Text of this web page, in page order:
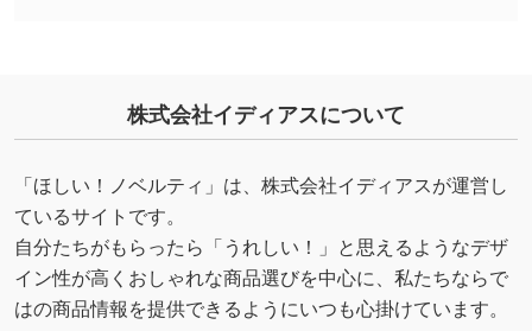
能です。→詳しく見る
を生成してほしい
URLをご指定いただければ、QRコードを生成
いたします。配置のご相談にも応じています。
→詳しく見る
株式会社イディアスについて
「ほしい！ノベルティ」は、株式会社イディアスが運営し
ているサイトです。
自分たちがもらったら「うれしい！」と思えるようなデザ
イン性が高くおしゃれな商品選びを中心に、私たちならで
はの商品情報を提供できるようにいつも心掛けています。